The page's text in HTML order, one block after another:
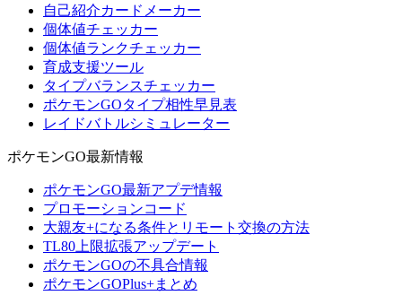
自己紹介カードメーカー
個体値チェッカー
個体値ランクチェッカー
育成支援ツール
タイプバランスチェッカー
ポケモンGOタイプ相性早見表
レイドバトルシミュレーター
ポケモンGO最新情報
ポケモンGO最新アプデ情報
プロモーションコード
大親友+になる条件とリモート交換の方法
TL80上限拡張アップデート
ポケモンGOの不具合情報
ポケモンGOPlus+まとめ